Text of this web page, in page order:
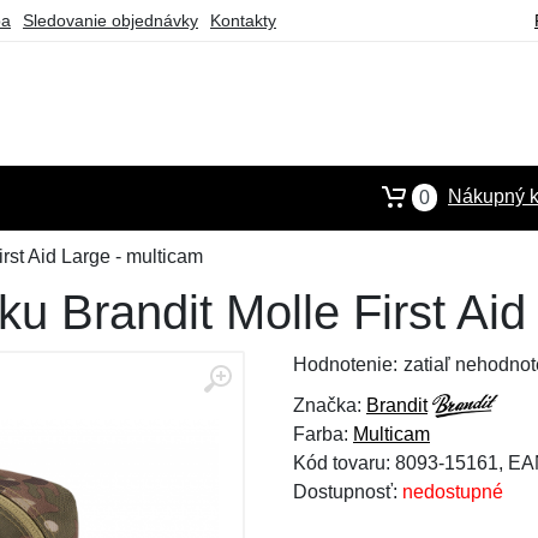
Sledovanie objednávky Kontakty
0 Nákupný
Aid Large - multicam
Brandit Molle First
Hodnotenie: zatiaľ
Značka: Brandit
Farba: Multicam
Kód tovaru: 8093-15161,
Dostupnosť: nedostupné